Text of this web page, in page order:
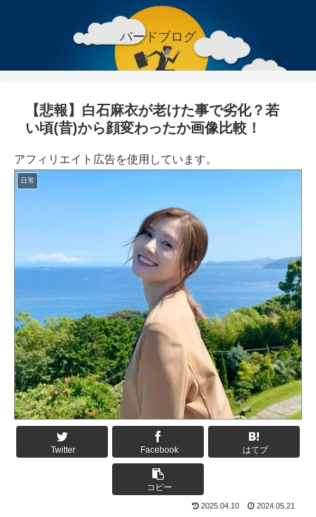
バードブログ
【悲報】白石麻衣が老けた事で劣化？若
い頃(昔)から顔変わったか画像比較！
アフィリエイト広告を使用しています。
日常
Twitter Facebook はてブ
コピー
2025.04.10 2024.05.21